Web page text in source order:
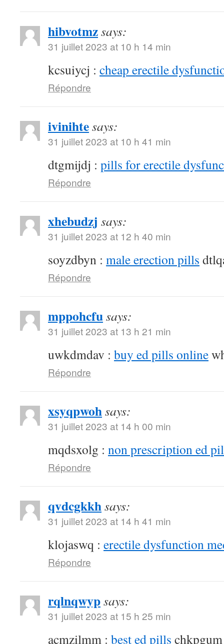
hibvotmzsays:
31 juillet 2023 at 10 h 14 min
kcsuiycj : cheap erectile
Répondre
ivinihtesays:
31 juillet 2023 at 10 h 41 min
dtgmijdj : pills for erectile
Répondre
xhebudzj says:
31 juillet 2023 at 12 h 40 min
soyzdbyn : male erection pills
Répondre
mppohcfusays:
31 juillet 2023 at 13 h 21 min
uwkdmdav : buy ed pills online
Répondre
xsyqpwohsays:
31 juillet 2023 at 14 h 00 min
mqdsxolg : non prescription ed
Répondre
qvdcgkkhsays:
31 juillet 2023 at 14 h 41 min
klojaswq : erectile dysfunction
Répondre
rqlnqwypsays:
31 juillet 2023 at 15 h 25 min
acmzilmm : best ed pills chkpgum